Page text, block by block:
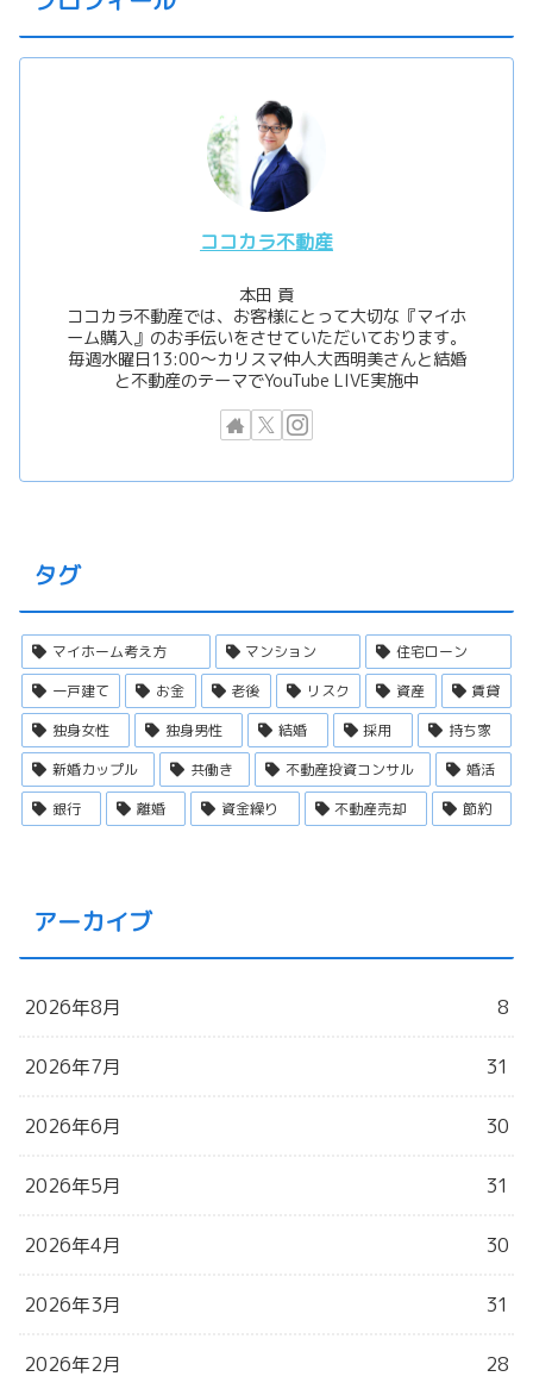
ココカラ不動産
本田 貢
ココカラ不動産では、お客様にとって大切な『マイホ
ーム購入』のお手伝いをさせていただいております。
毎週水曜日13:00〜カリスマ仲人大西明美さんと結婚
と不動産のテーマでYouTube LIVE実施中
タグ
マイホーム考え方 マンション
住宅ローン
一戸建て
お金 老後 リスク 資産
賃貸
独身女性
独身男性 結婚 採用
持ち家
新婚カップル
共働き 不動産投資コンサル
婚活
銀行
離婚 資金繰り 不動産売却 節約
アーカイブ
2026年8月 8
2026年7月 31
2026年6月 30
2026年5月 31
2026年4月 30
2026年3月 31
2026年2月 28